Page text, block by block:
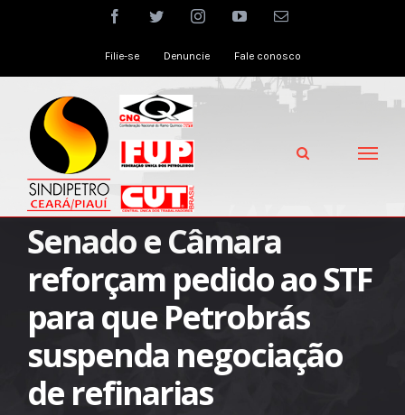
facebooktwitter instagramyoutubeEmail
Filie-se Denuncie Fale conosco
Senado e Câmara
reforçam pedido ao STF
para que Petrobrás
suspenda negociação
de refinarias